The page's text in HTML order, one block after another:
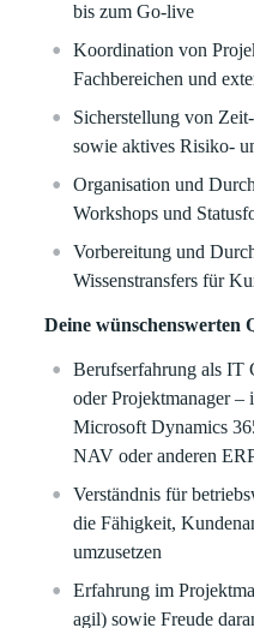
bis zum Go-live
Koordination von
Fachbereichen und
Sicherstellung von
sowie aktives Risiko‑
Organisation und
Workshops und
Vorbereitung und
Wissenstransfers für
Deine wünschenswerten
Berufserfahrung als IT
oder Projektmanager
Microsoft Dynamics
NAV oder anderen
Verständnis für
die Fähigkeit,
umzusetzen
Erfahrung im
agil) sowie Freude